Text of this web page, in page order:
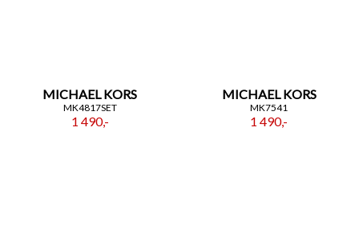
MICHAEL KORS
MK4817SET
1 490,-
MICHAEL KORS
MK7541
1 490,-